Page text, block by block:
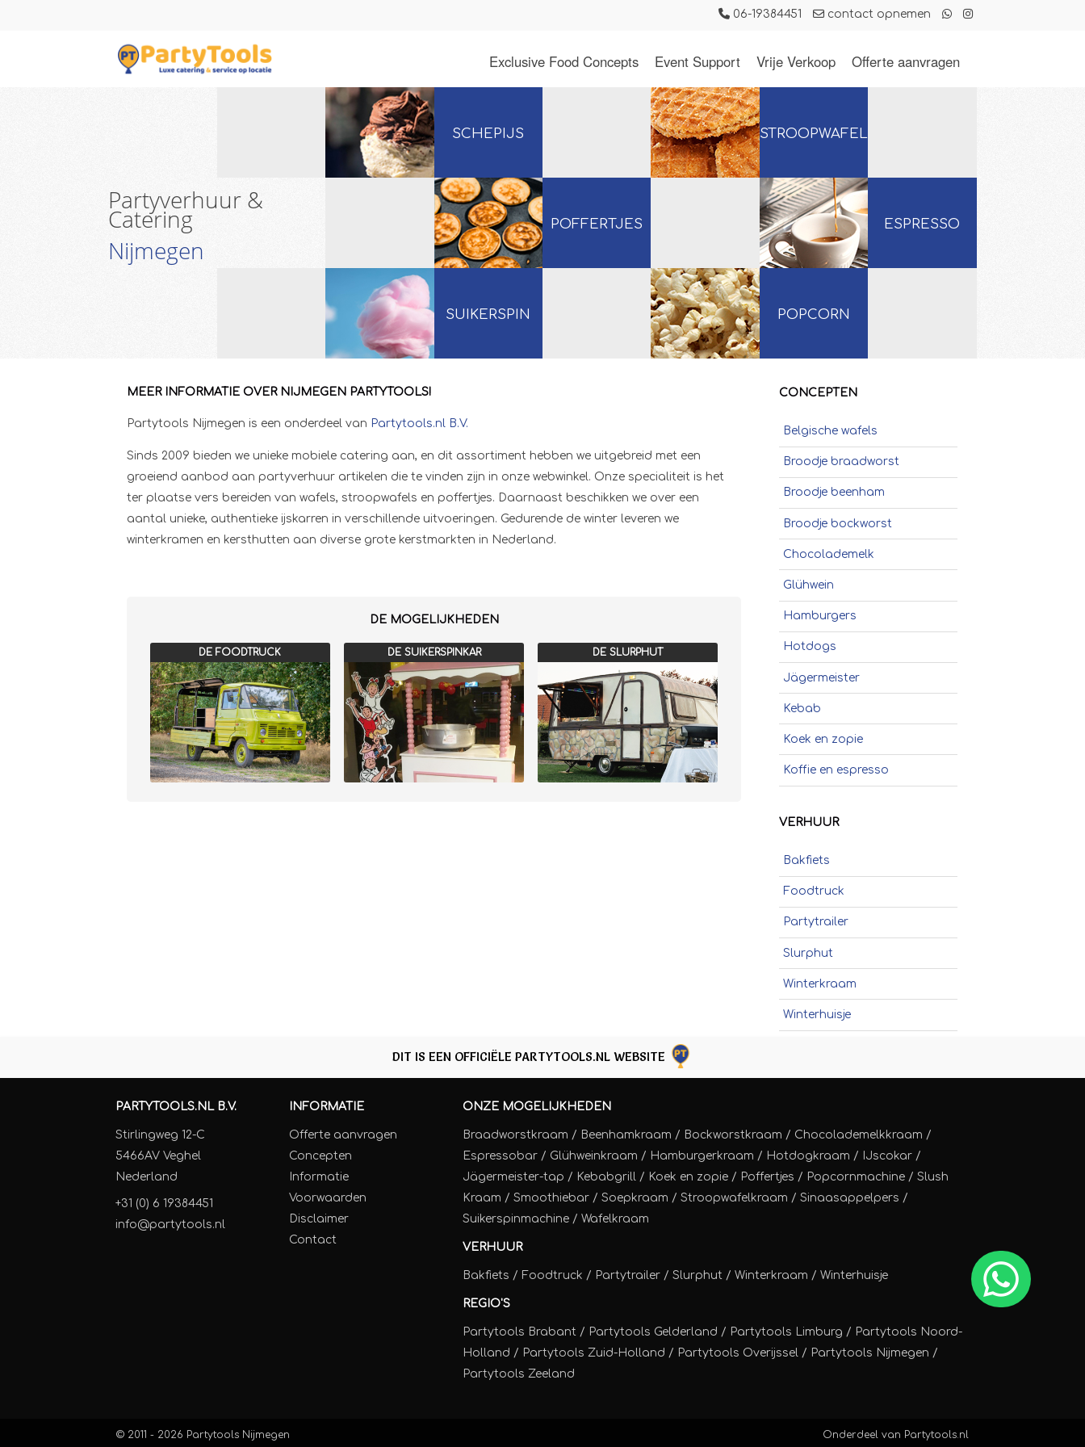
06-19384451 contact opnemen
Exclusive Food Concepts Event Support Vrije Verkoop Offerte aanvragen
SCHEPIJS STROOPWAFELS
Partyverhuur &
Catering
Nijmegen
POFFERTJES ESPRESSO
SUIKERSPIN POPCORN
MEER INFORMATIE OVER NIJMEGEN PARTYTOOLS!
Partytools Nijmegen is een onderdeel van Partytools.nl B.V.
Sinds 2009 bieden we unieke mobiele catering aan, en dit assortiment hebben we uitgebreid met een
groeiend aanbod aan partyverhuur artikelen die te vinden zijn in onze webwinkel. Onze specialiteit is het
ter plaatse vers bereiden van wafels, stroopwafels en poffertjes. Daarnaast beschikken we over een
aantal unieke, authentieke ijskarren in verschillende uitvoeringen. Gedurende de winter leveren we
winterkramen en kersthutten aan diverse grote kerstmarkten in Nederland.
DE MOGELIJKHEDEN
DE FOODTRUCK DE SUIKERSPINKAR DE SLURPHUT
CONCEPTEN
Belgische wafels
Broodje braadworst
Broodje beenham
Broodje bockworst
Chocolademelk
Glühwein
Hamburgers
Hotdogs
Jägermeister
Kebab
Koek en zopie
Koffie en espresso
Schepijs
Sinaasappelpers
Slush
Smoothies
Soep
Stroopwafels
VERHUUR
Bakfiets
Foodtruck
Partytrailer
Slurphut
Winterkraam
Winterhuisje
DIT IS EEN OFFICIËLE PARTYTOOLS.NL WEBSITE
PARTYTOOLS.NL B.V.
Stirlingweg 12-C
5466AV Veghel
Nederland
+31 (0) 6 19384451
info@partytools.nl
INFORMATIE
Offerte aanvragen
Concepten
Informatie
Voorwaarden
Disclaimer
Contact
ONZE MOGELIJKHEDEN
Braadworstkraam / Beenhamkraam / Bockworstkraam / Chocolademelkkraam /
Espressobar / Glühweinkraam / Hamburgerkraam / Hotdogkraam / IJscokar /
Jägermeister-tap / Kebabgrill / Koek en zopie / Poffertjes / Popcornmachine /Slush
Kraam /Smoothiebar /Soepkraam /Stroopwafelkraam /Sinaasappelpers /
Suikerspinmachine /Wafelkraam
VERHUUR
Bakfiets / Foodtruck / Partytrailer /Slurphut /Winterkraam /Winterhuisje
REGIO'S
Partytools Brabant / Partytools Gelderland / Partytools Limburg / Partytools Noord-
Holland / Partytools Zuid-Holland / Partytools Overijssel / Partytools Nijmegen /
Partytools Zeeland
© 2011 - 2026 Partytools Nijmegen Onderdeel van Partytools.nl